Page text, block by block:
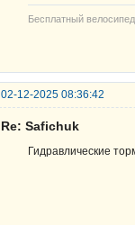
Бесплатный
02-12-2025 08:36:42
Re: Safichuk
Гидравлические